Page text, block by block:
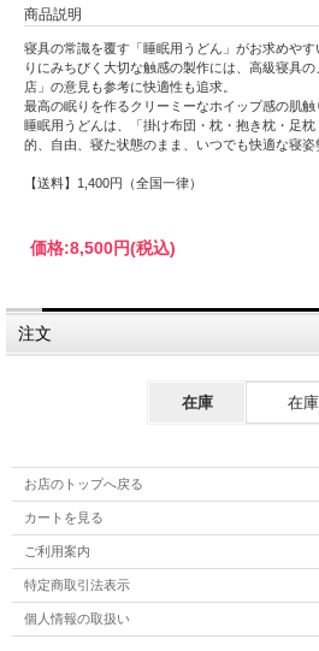
商品説明
寝具の常識を覆す「睡眠用うどん」がお求めやす
りにみちびく大切な触感の製作には、高級寝具
店」の意見も参考に快適性も追求。
最高の眠りを作るクリーミーなホイップ感の肌触
睡眠用うどんは、「掛け布団・枕・抱き枕・足
的、自由、寝た状態のまま、いつでも快適な寝姿
【送料】1,400円（全国一律）
価格:8,500円(税込)
注文
在庫 在
お店のトップへ戻る
カートを見る
ご利用案内
特定商取引法表示
個人情報の取扱い